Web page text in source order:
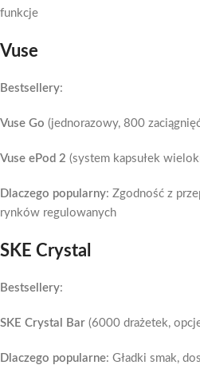
funkcje
Vuse
Bestsellery:
Vuse Go (jednorazowy, 800
Vuse ePod 2 (system kapsułek
Dlaczego popularny: Zgodność z
rynków regulowanych
SKE Crystal
Bestsellery:
SKE Crystal Bar (6000 drażetek,
Dlaczego popularne: Gładki smak,